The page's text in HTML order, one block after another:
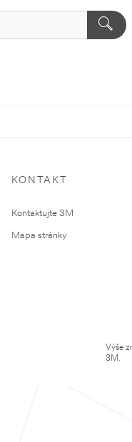
KONTAKT
Kontaktujte 3M
Mapa stránky
Výše
3M.